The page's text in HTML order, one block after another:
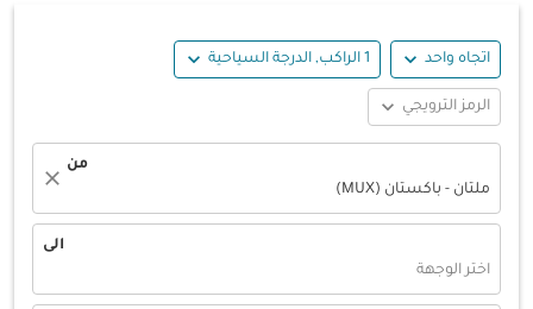
اتجاه واحد expand_more 1 الراكب, الدرجة السياحية expand_more
الرمز الترويجي expand_more
من
ملتان - باكستان (MUX)
close
الى
اختر الوجهة